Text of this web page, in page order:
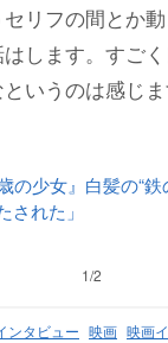
リフの間とか
します。すご
いうのは感じ
歳の少女』白髪の“
された」
1/2
ンタビュー 映画 映画